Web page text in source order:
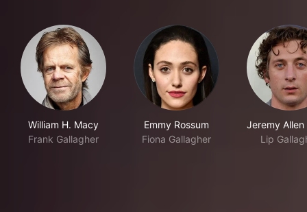
William H. Macy
Frank Gallagher
Emmy Rossum
Fiona Gallagher
Jeremy Allen
Lip